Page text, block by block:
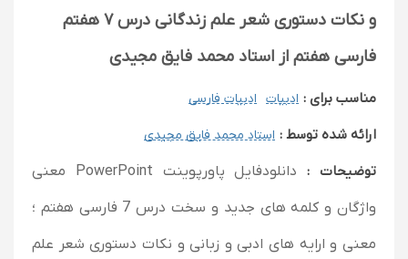
و نکات دستوری شعر علم زندگانی درس ۷ هفتم
فارسی هفتم از استاد محمد فایق مجیدی
مناسب برای : ادبیات ادبیات فارسی
ارائه شده توسط : استاد محمد فایق مجیدی
توضیحات :
دانلودفایل پاورپوینت PowerPoint معنی
واژگان و کلمه های جدید و سخت درس 7 فارسی هفتم ؛
معنی و ارایه های ادبی و زبانی و نکات دستوری شعر علم